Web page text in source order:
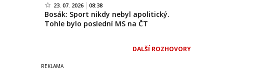
23. 07. 2026 08:38
Bosák: Sport nikdy nebyl apolitický.
Tohle bylo poslední MS na ČT
DALŠÍ ROZHOVORY